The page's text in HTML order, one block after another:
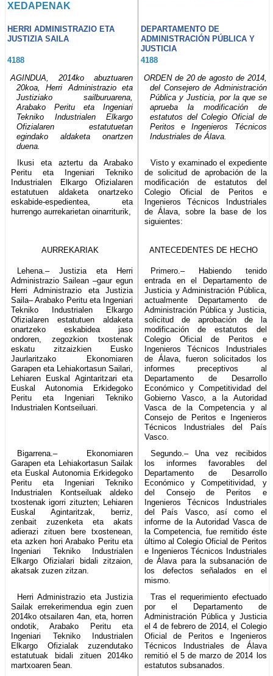
XEDAPENAK
HERRI ADMINISTRAZIO ETA
JUSTIZIA SAILA
DEPARTAMENTO DE
ADMINISTRACIÓN PÚBLICA Y
JUSTICIA
4188
4188
AGINDUA, 2014ko abuztuaren
20koa, Herri Administrazio eta
Justiziako sailburuarena,
Arabako Peritu eta Ingeniari
Tekniko Industrialen Elkargo
Ofizialaren estatutuetan
egindako aldaketa onartzen
duena.
ORDEN de 20 de agosto de 2014,
del Consejero de Administración
Pública y Justicia, por la que se
aprueba la modificación de
estatutos del Colegio Oficial de
Peritos e Ingenieros Técnicos
Industriales de Álava.
Ikusi eta aztertu da Arabako
Peritu eta Ingeniari Tekniko
Industrialen Elkargo Ofizialaren
estatutuen aldaketa onartzeko
eskabide-espedientea, eta
hurrengo aurrekarietan oinarriturik,
Visto y examinado el expediente
de solicitud de aprobación de la
modificación de estatutos del
Colegio Oficial de Peritos e
Ingenieros Técnicos Industriales
de Álava, sobre la base de los
siguientes:
AURREKARIAK ANTECEDENTES DE HECHO
Lehena.– Justizia eta Herri
Administrazio Sailean –gaur egun
Herri Administrazio eta Justizia
Saila– Arabako Peritu eta Ingeniari
Tekniko Industrialen Elkargo
Ofizialaren estatutuen aldaketa
onartzeko eskabidea jaso
ondoren, zegozkion txostenak
eskatu zitzaizkien Eusko
Jaurlaritzako Ekonomiaren
Garapen eta Lehiakortasun Sailari,
Lehiaren Euskal Agintaritzari eta
Euskal Autonomia Erkidegoko
Peritu eta Ingeniari Tekniko
Industrialen Kontseiluari.
Primero.– Habiendo tenido
entrada en el Departamento de
Justicia y Administración Pública,
actualmente Departamento de
Administración Pública y Justicia,
solicitud de aprobación de la
modificación de estatutos del
Colegio Oficial de Peritos e
Ingenieros Técnicos Industriales
de Álava, fueron solicitados los
informes preceptivos al
Departamento de Desarrollo
Económico y Competitividad del
Gobierno Vasco, a la Autoridad
Vasca de la Competencia y al
Consejo de Peritos e Ingenieros
Técnicos Industriales del País
Vasco.
Bigarrena.– Ekonomiaren
Garapen eta Lehiakortasun Sailak
eta Euskal Autonomia Erkidegoko
Peritu eta Ingeniari Tekniko
Industrialen Kontseiluak aldeko
txostenak igorri zituzten; Lehiaren
Euskal Agintaritzak, berriz,
zenbait zuzenketa eta akats
adierazi zituen bere txostenean,
eta azken hori Arabako Peritu eta
Ingeniari Tekniko Industrialen
Elkargo Ofizialari bidali zitzaion,
akatsak zuzen zitzan.
Segundo.– Una vez recibidos
los informes favorables del
Departamento de Desarrollo
Económico y Competitividad, y
del Consejo de Peritos e
Ingenieros Técnicos Industriales
del País Vasco, así como el
informe de la Autoridad Vasca de
la Competencia, fue remitido éste
último al Colegio Oficial de Peritos
e Ingenieros Técnicos Industriales
de Álava para la subsanación de
los defectos señalados en el
mismo.
Herri Administrazio eta Justizia
Sailak errekerimendua egin zuen
2014ko otsailaren 4an, eta, horren
ondotik, Arabako Peritu eta
Ingeniari Tekniko Industrialen
Elkargo Ofizialak zuzendutako
estatutuak bidali zituen 2014ko
martxoaren 5ean.
Tras el requerimiento efectuado
por el Departamento de
Administración Pública y Justicia
el 4 de febrero de 2014, el Colegio
Oficial de Peritos e Ingenieros
Técnicos Industriales de Álava
remitió el 5 de marzo de 2014 los
estatutos subsanados.